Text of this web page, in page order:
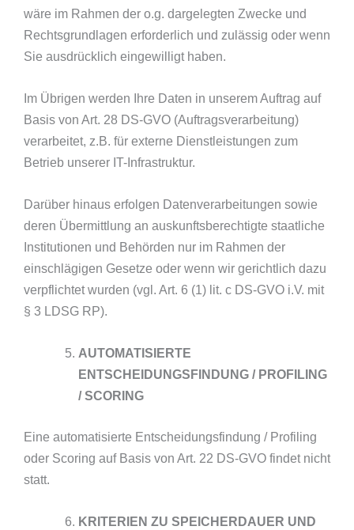
wäre im Rahmen der o.g. dargelegten Zwecke und
Rechtsgrundlagen erforderlich und zulässig oder wenn
Sie ausdrücklich eingewilligt haben.
Im Übrigen werden Ihre Daten in unserem Auftrag auf
Basis von Art. 28 DS-GVO (Auftragsverarbeitung)
verarbeitet, z.B. für externe Dienstleistungen zum
Betrieb unserer IT-Infrastruktur.
Darüber hinaus erfolgen Datenverarbeitungen sowie
deren Übermittlung an auskunftsberechtigte staatliche
Institutionen und Behörden nur im Rahmen der
einschlägigen Gesetze oder wenn wir gerichtlich dazu
verpflichtet wurden (vgl. Art. 6 (1) lit. c DS-GVO i.V. mit
§ 3 LDSG RP).
AUTOMATISIERTE
ENTSCHEIDUNGSFINDUNG / PROFILING
/ SCORING
Eine automatisierte Entscheidungsfindung / Profiling
oder Scoring auf Basis von Art. 22 DS-GVO findet nicht
statt.
KRITERIEN ZU SPEICHERDAUER UND